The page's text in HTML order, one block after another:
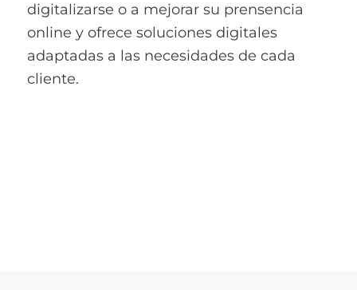
digitalizarse o a mejorar su prensencia
online y ofrece soluciones digitales
adaptadas a las necesidades de cada
cliente.